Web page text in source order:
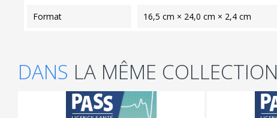
format 16,5 cm × 24,0 cm × 2,4 cm
DANS LA MÊME COLLECTION